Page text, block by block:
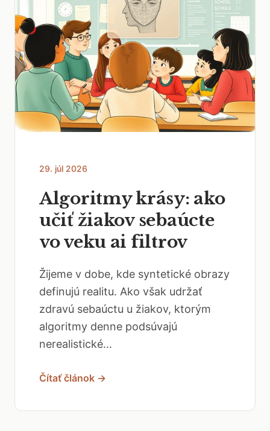
29. júl 2026
Algoritmy krásy: ako
učiť žiakov sebaúcte
vo veku ai filtrov
Žijeme v dobe, kde syntetické obrazy
definujú realitu. Ako však udržať
zdravú sebaúctu u žiakov, ktorým
algoritmy denne podsúvajú
nerealistické...
Čítať článok →